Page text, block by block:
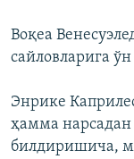
Озодлик
Воқеа
сайловларига
Энрике
ҳамма нарсадан
билдиришича,